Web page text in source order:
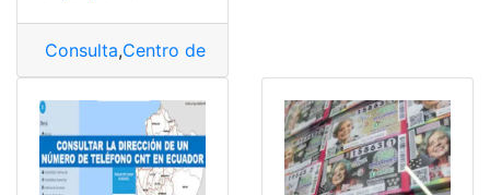
Consulta,Centro de salud